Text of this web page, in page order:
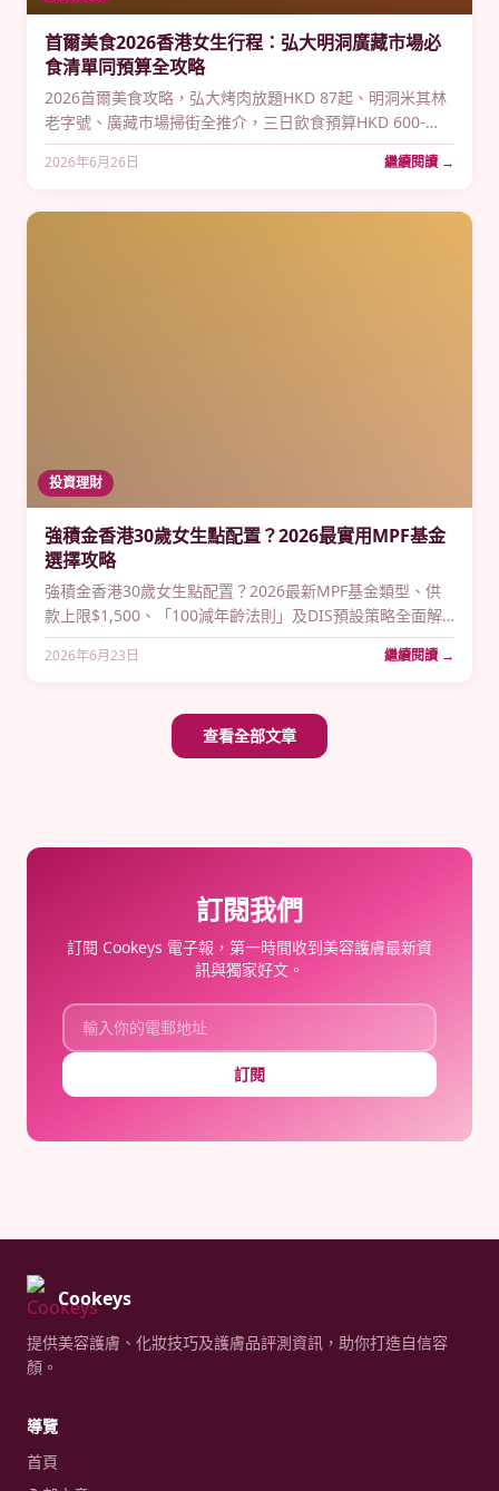
首爾美食2026香港女生行程：弘大明洞廣藏市場必
食清單同預算全攻略
2026首爾美食攻略，弘大烤肉放題HKD 87起、明洞米其林
老字號、廣藏市場掃街全推介，三日飲食預算HKD 600-
1,500，機票來回低至HKD 1,300，首爾美食2026香港女生
行程最實用指南。
2026年6月26日 繼續閱讀 →
投資理財
強積金香港30歲女生點配置？2026最實用MPF基金
選擇攻略
強積金香港30歲女生點配置？2026最新MPF基金類型、供
款上限$1,500、「100減年齡法則」及DIS預設策略全面解
析，助你主動管理退休儲蓄。
2026年6月23日 繼續閱讀 →
查看全部文章
訂閱我們
訂閱 Cookeys 電子報，第一時間收到美容護膚最新資
訊與獨家好文。
訂閱
Cookeys
提供美容護膚、化妝技巧及護膚品評測資訊，助你打造自信容
顏。
導覽
首頁